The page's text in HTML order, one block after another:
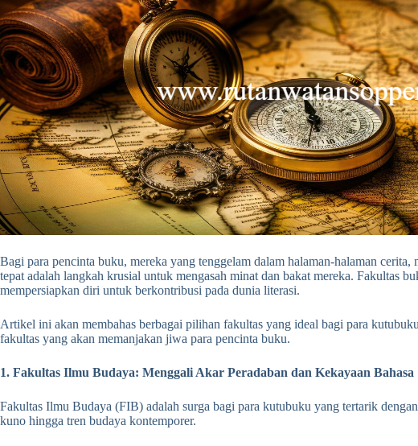
Bagi para pencinta buku, mereka yang tenggelam dalam halaman-halaman
tepat adalah langkah krusial untuk mengasah minat dan bakat mereka. Fakultas
mempersiapkan diri untuk berkontribusi pada dunia literasi.
Artikel ini akan membahas berbagai pilihan fakultas yang ideal bagi para
fakultas yang akan memanjakan jiwa para pencinta buku.
1. Fakultas Ilmu Budaya: Menggali Akar Peradaban dan Kekayaan Bahasa
Fakultas Ilmu Budaya (FIB) adalah surga bagi para kutubuku yang tertarik
kuno hingga tren budaya kontemporer.